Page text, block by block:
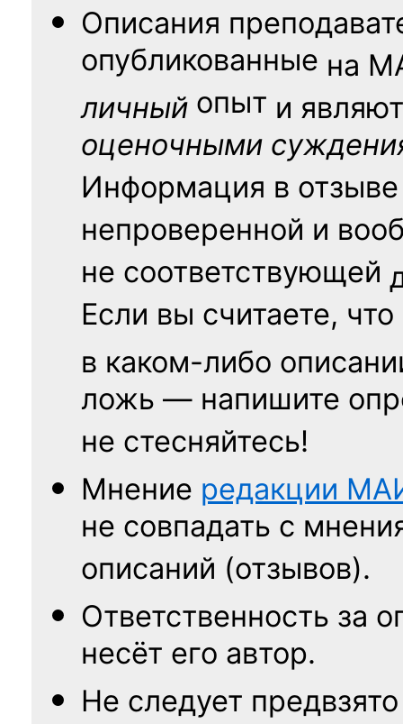
Описания
опубликованные на
личный опыт и
оценочными
Информация в
непроверенной и
не соответствующей
Если вы считаете, что
в каком-либо
ложь — напишите
не стесняйтесь!
Мнение редакции
не совпадать с
описаний (отзывов).
Ответственность за
несёт его автор.
Не следует